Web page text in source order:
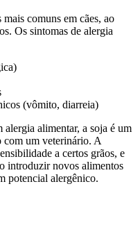
comuns em cães, ao
Os sintomas de alergia
(vômito, diarreia)
alergia alimentar, a soja é um
com um veterinário. A
a certos grãos, e
introduzir novos alimentos
potencial alergênico.